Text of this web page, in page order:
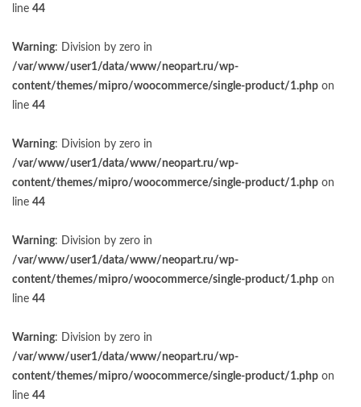
line 44
Warning: Division by zero in
/var/www/user1/data/www/neopart.ru/wp-
content/themes/mipro/woocommerce/single-product/1.php on
line 44
Warning: Division by zero in
/var/www/user1/data/www/neopart.ru/wp-
content/themes/mipro/woocommerce/single-product/1.php on
line 44
Warning: Division by zero in
/var/www/user1/data/www/neopart.ru/wp-
content/themes/mipro/woocommerce/single-product/1.php on
line 44
Warning: Division by zero in
/var/www/user1/data/www/neopart.ru/wp-
content/themes/mipro/woocommerce/single-product/1.php on
line 44